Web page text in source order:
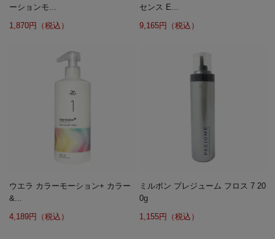
ーションモ...
1,870円（税込）
センス E...
9,165円（税込）
ウエラ カラーモーション+ カラー
&...
4,189円（税込）
ミルボン プレジューム フロス 7 20
0g
1,155円（税込）